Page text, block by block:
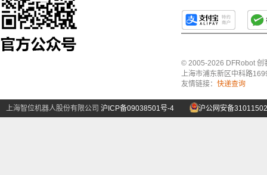
© 2005-2026 DFRobot 创
上海市浦东新区中科路
友情链接： 快递查询
上海智位机器人股份有限公司 沪ICP备09038501号-4 沪公网安备